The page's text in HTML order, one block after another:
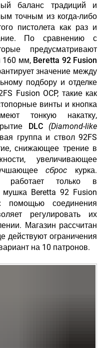
баланс традиций и
точным из когда-либо
пистолета как раз и
. По сравнению с
предусматривают
160 мм, Beretta 92 Fusion
значение между
подбору и отделке
Fusion OCP, такие как
винты и кнопка
тонкую накатку,
DLC
(Diamond-like
группа и ствол 92FS
снижающее трение в
увеличивающее
сброс курка.
работает только в
Beretta 92 Fusion
помощью соединения
регулировать их
Магазин рассчитан
действуют ограничения
на 10 патронов.